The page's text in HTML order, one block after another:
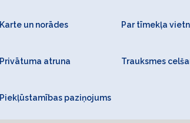
Karte un norādes Par tīmekļa
Privātuma atruna Trauksmes
Piekļūstamības paziņojums